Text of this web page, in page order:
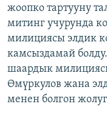
жоопко тартууну
митинг учурунда
милициясы элдик
камсыздамай
шаардык
Өмүркулов жана
менен болгон